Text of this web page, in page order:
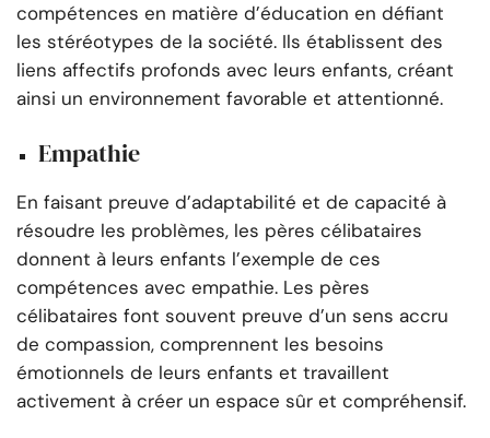
compétences en matière d’éducation en défiant
les stéréotypes de la société. Ils établissent des
liens affectifs profonds avec leurs enfants, créant
ainsi un environnement favorable et attentionné.
Empathie
En faisant preuve d’adaptabilité et de capacité à
résoudre les problèmes, les pères célibataires
donnent à leurs enfants l’exemple de ces
compétences avec empathie. Les pères
célibataires font souvent preuve d’un sens accru
de compassion, comprennent les besoins
émotionnels de leurs enfants et travaillent
activement à créer un espace sûr et compréhensif.